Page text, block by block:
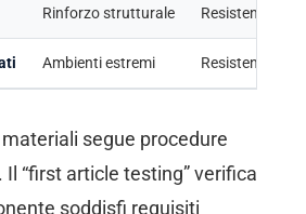
Rinforzo strutturale Resistenza
Ambienti estremi Resistenza
segue procedure
“first article testing” verifica
soddisfi requisiti